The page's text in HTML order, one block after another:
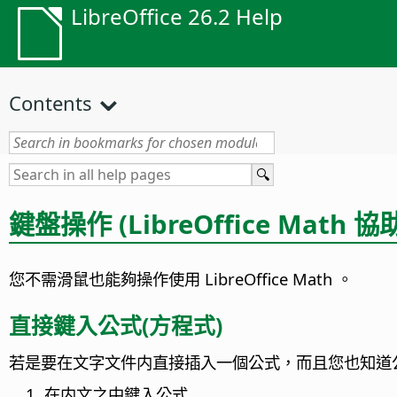
LibreOffice 26.2 Help
Contents
鍵盤操作 (LibreOffice Math 協
您不需滑鼠也能夠操作使用 LibreOffice Math 。
直接鍵入公式(方程式)
若是要在文字文件内直接插入一個公式，而且您也知